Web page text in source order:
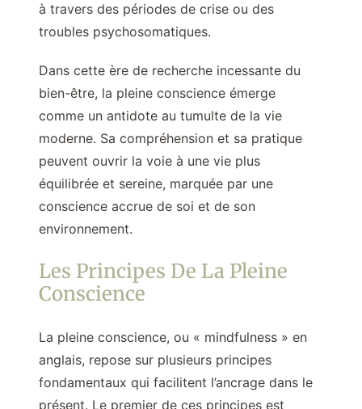
à travers des périodes de crise ou des
troubles psychosomatiques.
Dans cette ère de recherche incessante du
bien-être, la pleine conscience émerge
comme un antidote au tumulte de la vie
moderne. Sa compréhension et sa pratique
peuvent ouvrir la voie à une vie plus
équilibrée et sereine, marquée par une
conscience accrue de soi et de son
environnement.
Les Principes De La Pleine
Conscience
La pleine conscience, ou « mindfulness » en
anglais, repose sur plusieurs principes
fondamentaux qui facilitent l’ancrage dans le
présent. Le premier de ces principes est